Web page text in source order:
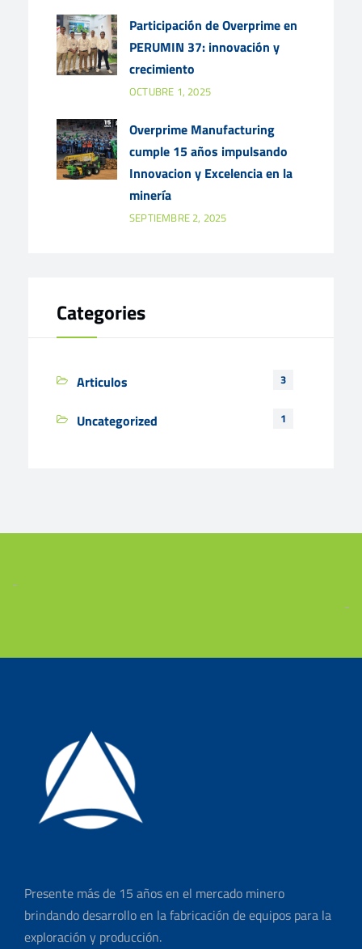
Participación de Overprime en
PERUMIN 37: innovación y
crecimiento
OCTUBRE 1, 2025
Overprime Manufacturing
cumple 15 años impulsando
Innovacion y Excelencia en la
minería
SEPTIEMBRE 2, 2025
Categories
Articulos 3
Uncategorized 1
-
-
Presente más de 15 años en el mercado minero
brindando desarrollo en la fabricación de equipos para la
exploración y producción.